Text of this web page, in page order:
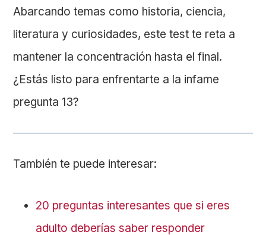
Abarcando temas como historia, ciencia,
literatura y curiosidades, este test te reta a
mantener la concentración hasta el final.
¿Estás listo para enfrentarte a la infame
pregunta 13?
También te puede interesar:
20 preguntas interesantes que si eres
adulto deberías saber responder